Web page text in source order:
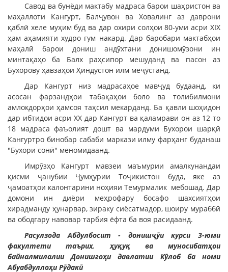
Савод ва бунёди мактабу мадраса барои шаҳристон ва
маҳаллоти Кангурт, Балҷувон ва Ховалинг аз даврони
қаблӣ хеле муҳим буд ва дар охири солҳои 80-уми асри XIX
ҳам аҳамияти худро гум накард. Дар баробари мактабҳои
маҳалӣ барои дониш андӯхтани донишомӯзони ин
минтақаҳо ба Балх раҳсипор мешуданд ва пасон аз
Бухорову ҳавзаҳои Ҳиндустон илм меҷӯстанд.
Дар Кангурт низ мадрасаҳое мавҷуд будаанд, ки
асосан фарзандҳои табақаҳои боло ва толибилмони
амлокдорҳои ҳамсоя таҳсил мекарданд. Ба қавли шоҳидон
дар ибтидои асри XX дар Кангурт ва қаламрави он аз 12 то
18 мадраса фаъолият дошт ва мардуми Бухорои шарқӣ
Кангуртро бинобар сабаби маркази илму фарҳанг буданаш
"Бухори сонӣ" меномидаанд.
Имрӯзҳо Кангурт мавзеи маъмурии амалкунандаи
қисми ҷанубии Ҷумҳурии Тоҷикистон буда, яке аз
ҷамоатҳои калонтарини ноҳияи Темурмалик мебошад. Дар
домони ин диёри меҳрофару босафо шахсиятҳои
хирадманду ҳунарвар, зираку сиёсатмадор, шоиру мураббӣ
ва ободгару навовар тарбия ёфта ба воя расидаанд.
Расулзода Абдулбосит - донишҷӯи курси 3-юми
факултети таърих, ҳуқуқ ва муносибатҳои
байналмилалии Донишгоҳи давлатии Кӯлоб ба номи
Абуабдуллоҳи Рӯдакӣ